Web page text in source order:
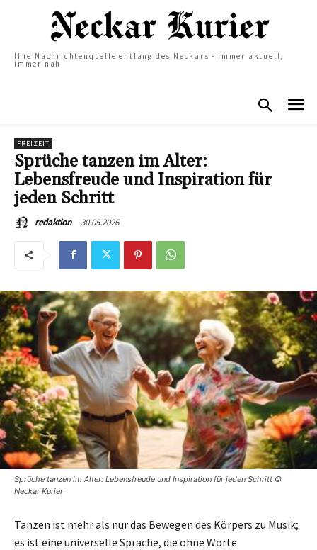
Ihre Nachrichtenquelle entlang des Neckars - immer aktuell,
immer nah
FREIZEIT
Sprüche tanzen im Alter:
Lebensfreude und Inspiration für
jeden Schritt
redaktion 30.05.2026
Sprüche tanzen im Alter: Lebensfreude und Inspiration für jeden Schritt ©
Neckar Kurier
Tanzen ist mehr als nur das Bewegen des Körpers zu Musik;
es ist eine universelle Sprache, die ohne Worte